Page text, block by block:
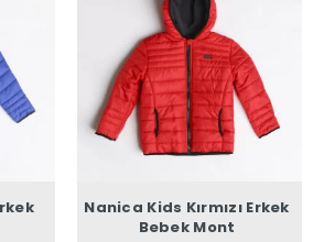
Nanica Kids Kırmızı Erkek
Bebek Mont